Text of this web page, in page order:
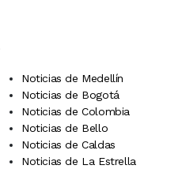
Noticias de Medellín
Noticias de Bogotá
Noticias de Colombia
Noticias de Bello
Noticias de Caldas
Noticias de La Estrella